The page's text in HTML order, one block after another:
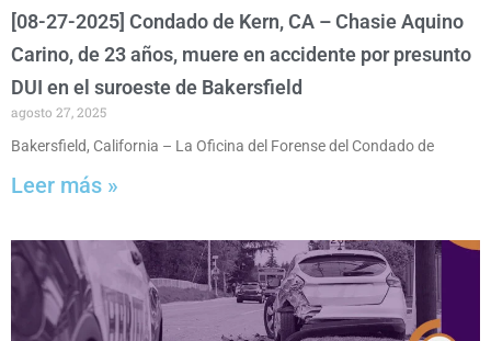
[08-27-2025] Condado de Kern, CA – Chasie Aquino
Carino, de 23 años, muere en accidente por presunto
DUI en el suroeste de Bakersfield
agosto 27, 2025
Bakersfield, California – La Oficina del Forense del Condado de
Leer más »